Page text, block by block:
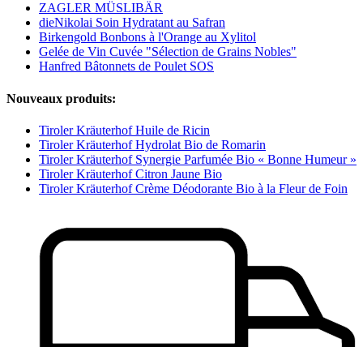
ZAGLER MÜSLIBÄR
dieNikolai Soin Hydratant au Safran
Birkengold Bonbons à l'Orange au Xylitol
Gelée de Vin Cuvée "Sélection de Grains Nobles"
Hanfred Bâtonnets de Poulet SOS
Nouveaux produits:
Tiroler Kräuterhof Huile de Ricin
Tiroler Kräuterhof Hydrolat Bio de Romarin
Tiroler Kräuterhof Synergie Parfumée Bio « Bonne Humeur »
Tiroler Kräuterhof Citron Jaune Bio
Tiroler Kräuterhof Crème Déodorante Bio à la Fleur de Foin